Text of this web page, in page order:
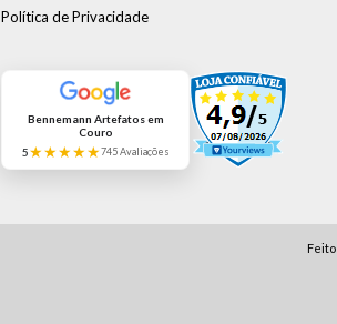
Política de Privacidade
Bennemann Artefatos em
Couro
5★★★★★745 Avaliações